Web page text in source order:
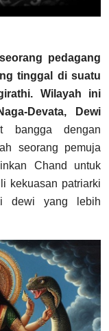
pedagang
tinggal di suatu
Wilayah ini
Devata, Dewi
bangga dengan
seorang pemuja
Chand untuk
kekuasan patriarki
dewi yang lebih